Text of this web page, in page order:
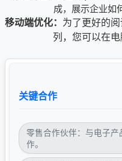
成，展示企业如
移动端优化： 为了更好的
列，您可以在电
关键合作
零售合作伙伴：与电子
作。